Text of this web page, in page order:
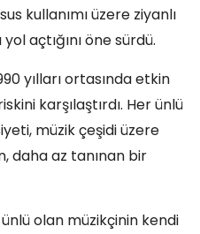
kullanımı üzere ziyanlı
açtığını öne sürdü.
yılları ortasında etkin
karşılaştırdı. Her ünlü
müzik çeşidi üzere
daha az tanınan bir
olan müzikçinin kendi